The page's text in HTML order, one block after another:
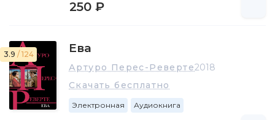
250 ₽
3.9 / 124 Ева
Артуро Перес-Реверте2018
Скачать бесплатно
Электронная Аудиокнига